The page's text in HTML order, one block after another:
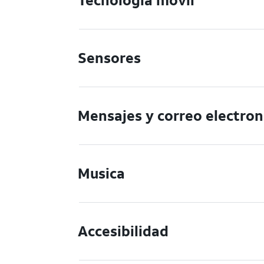
Sensores
Mensajes y correo
Musica
Accesibilidad